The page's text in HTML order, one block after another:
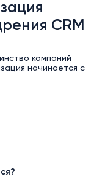
CRM
компаний
начинается с